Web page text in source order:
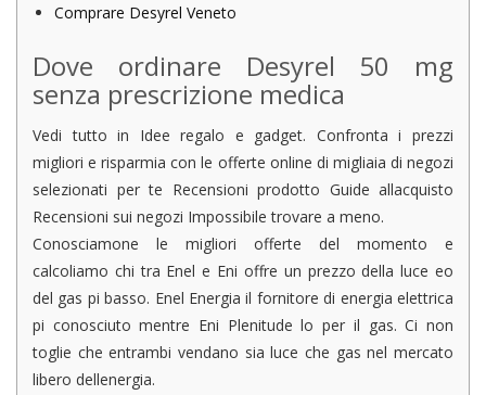
Comprare Desyrel Veneto
Dove ordinare Desyrel 50 mg
senza prescrizione medica
Vedi tutto in Idee regalo e gadget. Confronta i prezzi
migliori e risparmia con le offerte online di migliaia di negozi
selezionati per te Recensioni prodotto Guide allacquisto
Recensioni sui negozi Impossibile trovare a meno.
Conosciamone le migliori offerte del momento e
calcoliamo chi tra Enel e Eni offre un prezzo della luce eo
del gas pi basso. Enel Energia il fornitore di energia elettrica
pi conosciuto mentre Eni Plenitude lo per il gas. Ci non
toglie che entrambi vendano sia luce che gas nel mercato
libero dellenergia.